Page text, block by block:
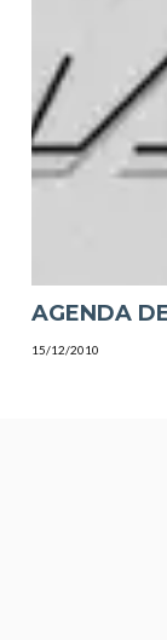
AGENDA
15/12/2010